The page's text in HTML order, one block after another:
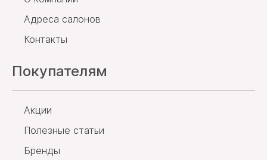
Адреса салонов
Контакты
Покупателям
Акции
Полезные статьи
Бренды